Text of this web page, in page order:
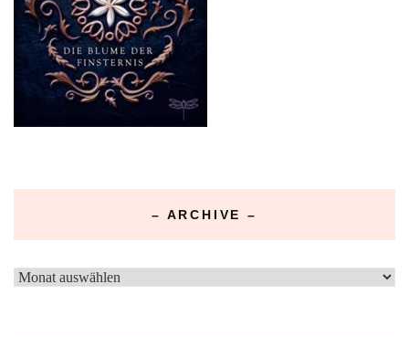
– ARCHIVE –
–